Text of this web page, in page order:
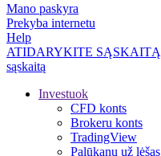
Mano paskyra
Prekyba internetu
Help
ATIDARYKITE SĄSKAITĄ
sąskaitą
Investuok
CFD konts
Brokeru konts
TradingView
Palūkanų už lėšas